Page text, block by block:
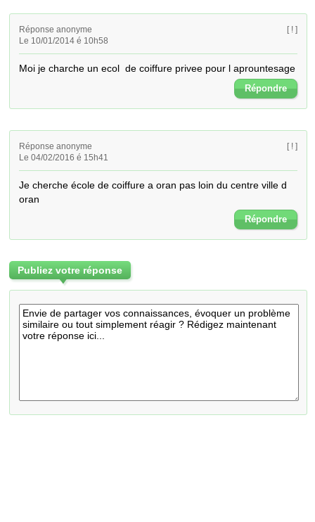
Réponse anonyme
Le 10/01/2014 é 10h58
[ ! ]
Moi je charche un ecol  de coiffure privee pour l aprountesage
Répondre
Réponse anonyme
Le 04/02/2016 é 15h41
[ ! ]
Je cherche école de coiffure a oran pas loin du centre ville d
oran
Répondre
Publiez votre réponse